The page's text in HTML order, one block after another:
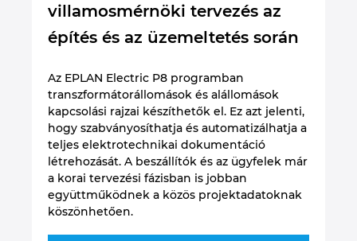
villamosmérnöki tervezés az
építés és az üzemeltetés során
Az EPLAN Electric P8 programban
transzformátorállomások és alállomások
kapcsolási rajzai készíthetők el. Ez azt jelenti,
hogy szabványosíthatja és automatizálhatja a
teljes elektrotechnikai dokumentáció
létrehozását. A beszállítók és az ügyfelek már
a korai tervezési fázisban is jobban
együttműködnek a közös projektadatoknak
köszönhetően.